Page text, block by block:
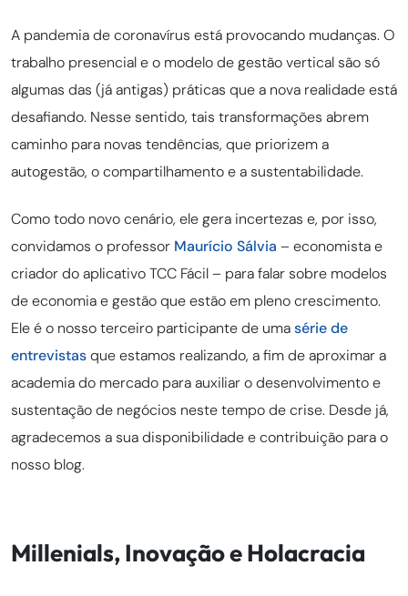
A pandemia de coronavírus está provocando mudanças. O
trabalho presencial e o modelo de gestão vertical são só
algumas das (já antigas) práticas que a nova realidade está
desafiando. Nesse sentido, tais transformações abrem
caminho para novas tendências, que priorizem a
autogestão, o compartilhamento e a sustentabilidade.
Como todo novo cenário, ele gera incertezas e, por isso,
convidamos o professor Maurício Sálvia – economista e
criador do aplicativo TCC Fácil – para falar sobre modelos
de economia e gestão que estão em pleno crescimento.
Ele é o nosso terceiro participante de umasérie de
entrevistasque estamos realizando, a fim de aproximar a
academia do mercado para auxiliar o desenvolvimento e
sustentação de negócios neste tempo de crise. Desde já,
agradecemos a sua disponibilidade e contribuição para o
nosso blog.
Millenials, Inovação e Holacracia